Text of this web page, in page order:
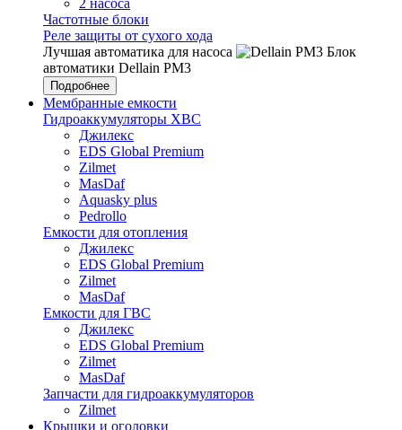
2 насоса
Частотные блоки
Реле защиты от сухого хода
Лучшая автоматика для насоса
Блок
автоматики Dellain PM3
Подробнее
Мембранные емкости
Гидроаккумуляторы ХВС
Джилекс
EDS Global Premium
Zilmet
MasDaf
Aquasky plus
Pedrollo
Емкости для отопления
Джилекс
EDS Global Premium
Zilmet
MasDaf
Емкости для ГВС
Джилекс
EDS Global Premium
Zilmet
MasDaf
Запчасти для гидроаккумуляторов
Zilmet
Крышки и оголовки